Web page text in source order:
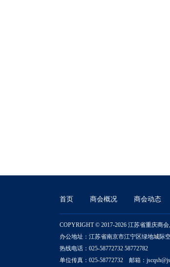
首页 商会概况 商会动态
COPYRIGHT © 2017-2026 江苏省重庆商
办公地址：江苏省南京市江宁区绿地城际
热线电话：025-58772732 58772782
单位传真：025-58772732 邮箱：